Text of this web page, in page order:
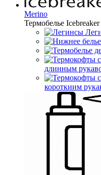
Merino
Термобелье
длинным
короткиим